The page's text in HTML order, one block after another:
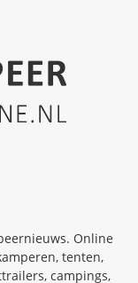
Online
tenten,
campings,